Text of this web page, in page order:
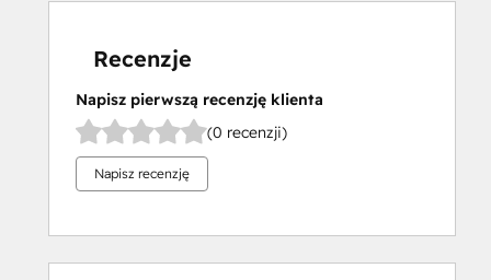
Recenzje
Napisz pierwszą recenzję klienta
(0 recenzji)
Napisz recenzję